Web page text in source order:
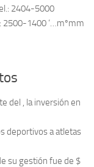
2404-5000
2500-1400 ‘…mºmm
del , la inversión en
deportivos a atletas
su gestión fue de $